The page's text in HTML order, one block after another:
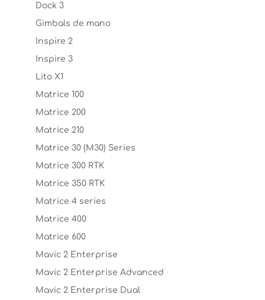
Dock 3
Gimbals de mano
Inspire 2
Inspire 3
Lito X1
Matrice 100
Matrice 200
Matrice 210
Matrice 30 (M30) Series
Matrice 300 RTK
Matrice 350 RTK
Matrice 4 series
Matrice 400
Matrice 600
Mavic 2 Enterprise
Mavic 2 Enterprise Advanced
Mavic 2 Enterprise Dual